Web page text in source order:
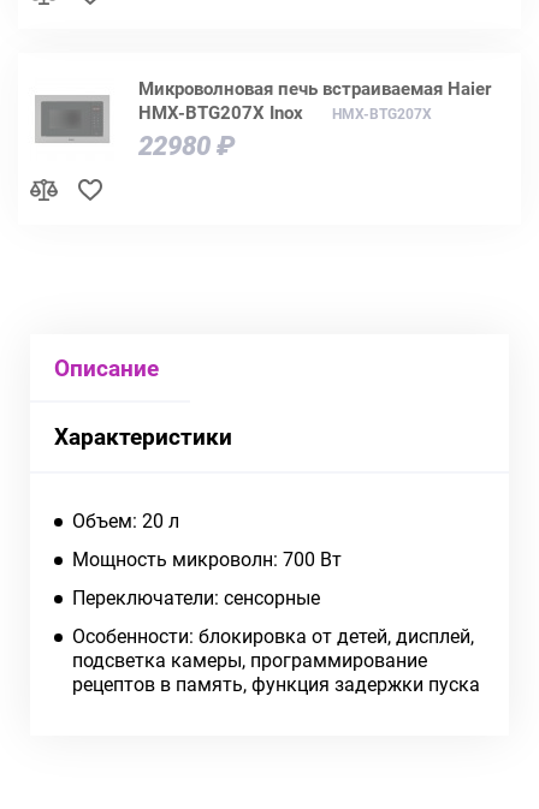
Микроволновая печь встраиваемая Haier
HMX-BTG207X Inox
HMX-BTG207X
22980 ₽
Описание
Характеристики
Объем: 20 л
Мощность микроволн: 700 Вт
Переключатели: сенсорные
Особенности: блокировка от детей, дисплей,
подсветка камеры, программирование
рецептов в память, функция задержки пуска